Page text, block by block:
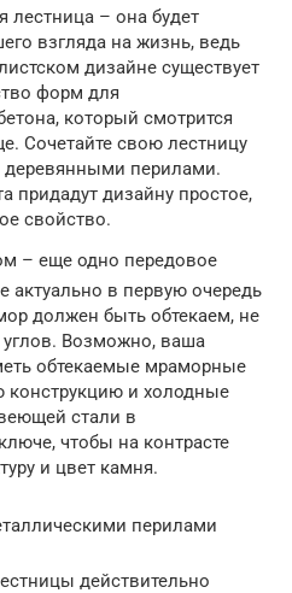
лестница – она будет
взгляда на жизнь, ведь
дизайне существует
форм для
который смотрится
Сочетайте свою лестницу
перилами.
придадут дизайну простое,
свойство.
– еще одно передовое
актуально в первую очередь
должен быть обтекаем, не
углов. Возможно, ваша
обтекаемые мраморные
конструкцию и холодные
стали в
чтобы на контрасте
и цвет камня.
перилами
действительно